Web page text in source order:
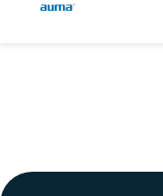
Nedladdningar
Asien och